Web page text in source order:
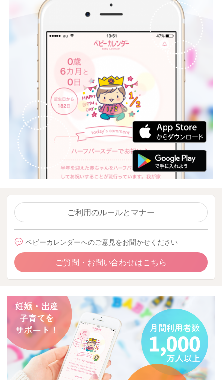
ご利用のルールとマナー
ベビーカレンダーへのご意見をお聞かせください
ご質問・お問い合わせはこちら